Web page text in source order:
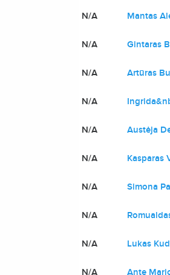
N/A Mantas
N/A Gintaras
N/A Artūras
N/A
N/A Austėja
N/A Kasparas
N/A Simona
N/A
N/A Lukas
N/A Ante